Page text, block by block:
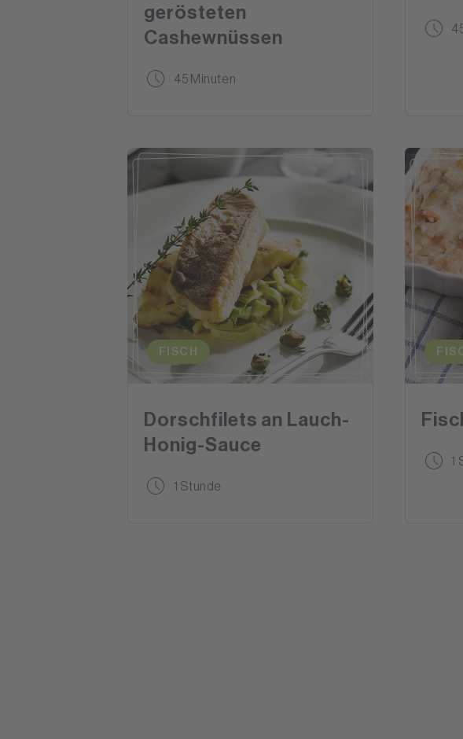
gerösteten
Cashewnüssen
45 Minuten
FISCH
Dorschfilets an Lauch-
Honig-Sauce
1 Stunde
1